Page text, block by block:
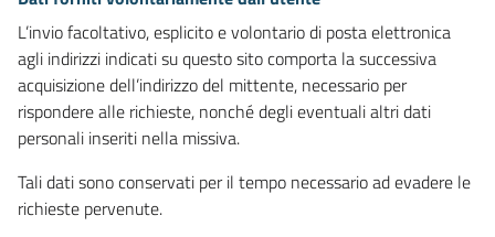
L’invio facoltativo, esplicito e volontario di posta elettronica
agli indirizzi indicati su questo sito comporta la successiva
acquisizione dell’indirizzo del mittente, necessario per
rispondere alle richieste, nonché degli eventuali altri dati
personali inseriti nella missiva.
Tali dati sono conservati per il tempo necessario ad evadere le
richieste pervenute.